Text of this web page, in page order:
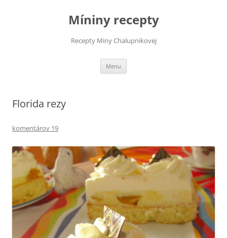
Míniny recepty
Recepty Miny Chalupnikovej
Menu
Florida rezy
komentárov 19